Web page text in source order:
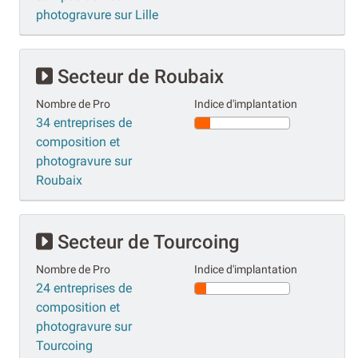
photogravure sur Lille
Secteur de Roubaix
Nombre de Pro
34 entreprises de
composition et
photogravure sur
Roubaix
Indice d'implantation
Secteur de Tourcoing
Nombre de Pro
24 entreprises de
composition et
photogravure sur
Tourcoing
Indice d'implantation